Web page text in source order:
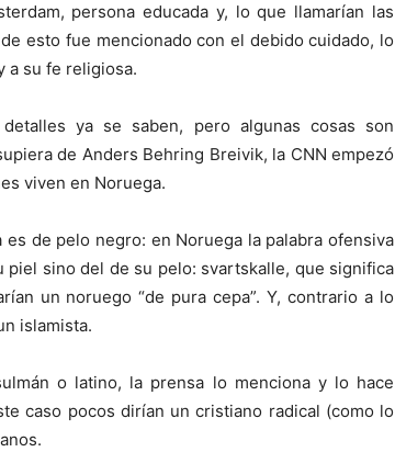
persona educada y, lo que llamarían las
esto fue mencionado con el debido cuidado, lo
a su fe religiosa.
ya se saben, pero algunas cosas son
de Anders Behring Breivik, la CNN empezó
viven en Noruega.
de pelo negro: en Noruega la palabra ofensiva
sino del de su pelo: svartskalle, que significa
un noruego “de pura cepa”. Y, contrario a lo
islamista.
o latino, la prensa lo menciona y lo hace
caso pocos dirían un cristiano radical (como lo